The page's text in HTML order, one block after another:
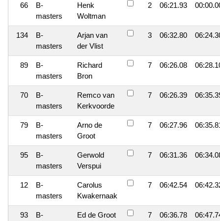
66
B-
masters
Henk
Woltman
2 06:21.93
134
B-
masters
Arjan van
der Vlist
3 06:32.80
89
B-
masters
Richard
Bron
7 06:26.08
70
B-
masters
Remco van
Kerkvoorde
7 06:26.39
79
B-
masters
Arno de
Groot
7 06:27.96
95
B-
masters
Gerwold
Verspui
7 06:31.36
12
B-
masters
Carolus
Kwakernaak
7 06:42.54
93 B- Ed de Groot 7 06:36.78